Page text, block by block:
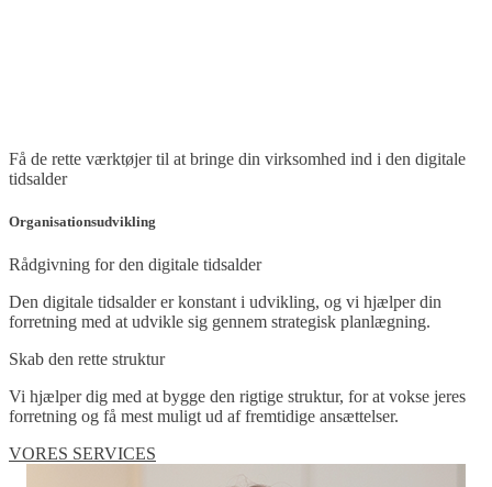
Få de rette værktøjer til at bringe din virksomhed ind i den digitale
tidsalder
Organisationsudvikling
Rådgivning for den digitale tidsalder
Den digitale tidsalder er konstant i udvikling, og vi hjælper din
forretning med at udvikle sig gennem strategisk planlægning.
Skab den rette struktur
Vi hjælper dig med at bygge den rigtige struktur, for at vokse jeres
forretning og få mest muligt ud af fremtidige ansættelser.
VORES SERVICES